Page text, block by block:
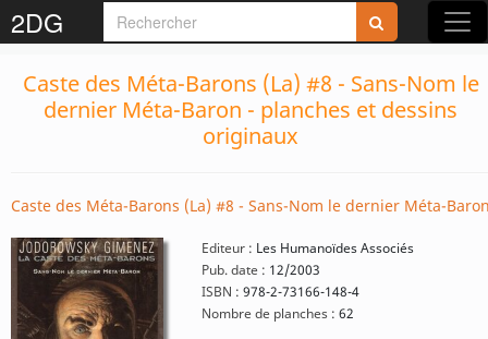
2DG
Caste des Méta-Barons (La) #8 - Sans-Nom le
dernier Méta-Baron - planches et dessins
originaux
Caste des Méta-Barons (La) #8 - Sans-Nom le dernier Méta-
Editeur : Les Humanoïdes Associés
Pub. date : 12/2003
ISBN : 978-2-73166-148-4
Nombre de planches : 62